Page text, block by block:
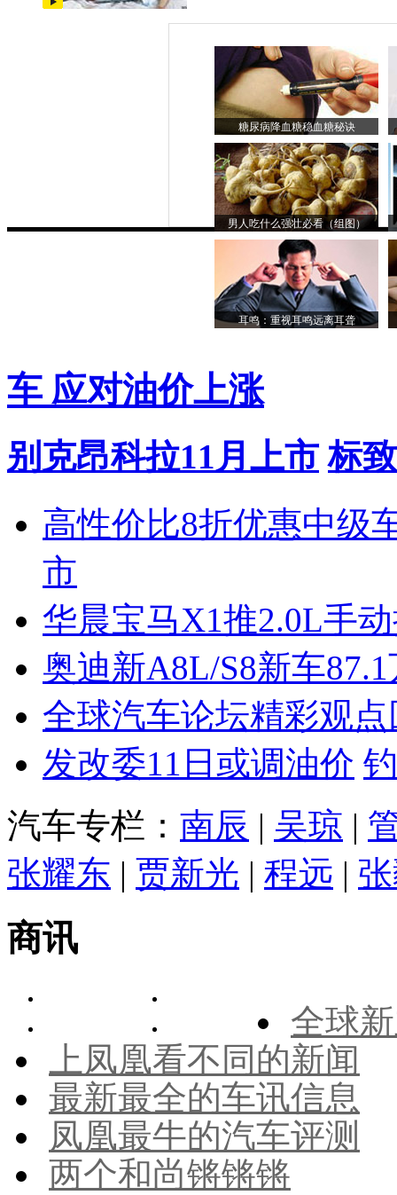
糖尿病降血糖稳血糖秘诀
男人吃什么强壮必看（组图）
耳鸣：重视耳鸣远离耳聋
车 应对油价上涨
别克昂科拉11月上市 标
高性价比8折优惠中级
市
华晨宝马X1推2.0L手
奥迪新A8L/S8新车
全球汽车论坛精彩观点
发改委11日或调油价
汽车专栏： 南辰 | 吴琼 |
张耀东 | 贾新光 | 程远 |
商讯
全球
上凤凰看不同的新闻
最新最全的车讯信息
凤凰最牛的汽车评测
两个和尚锵锵锵